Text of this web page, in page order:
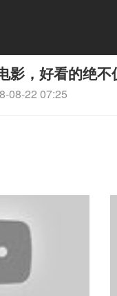
影，好看的绝
08-22 07:25